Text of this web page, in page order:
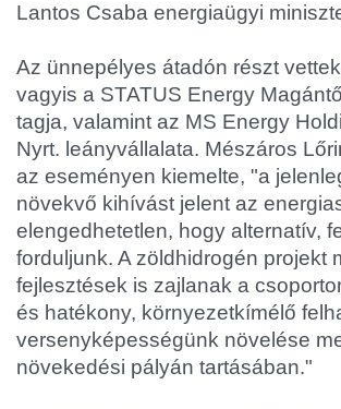
Lantos Csaba energiaügyi
Az ünnepélyes átadón részt
vagyis a STATUS Energy
tagja, valamint az MS Energy
Nyrt. leányvállalata. Mészáros
az eseményen kiemelte, "a
növekvő kihívást jelent az
elengedhetetlen, hogy alternatív,
forduljunk. A zöldhidrogén projekt
fejlesztések is zajlanak a
és hatékony, környezetkímélő
versenyképességünk növelése
növekedési pályán tartásában."